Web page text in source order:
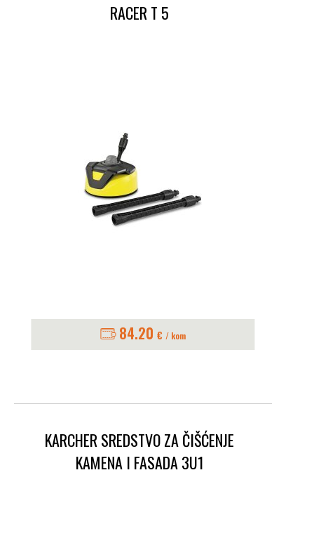
RACER T 5
84.20 € / kom
KARCHER SREDSTVO ZA ČIŠĆENJE
KAMENA I FASADA 3U1